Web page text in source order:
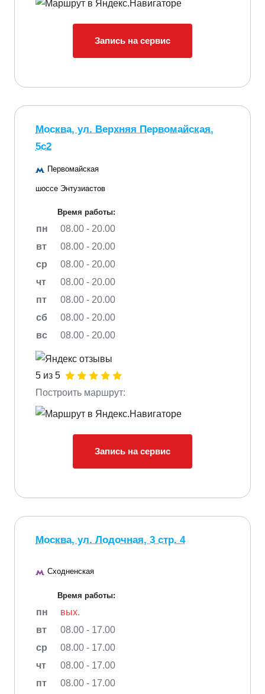
Запись на сервис
Москва, ул. Верхняя Первомайская,
5с2
Первомайская
шоссе Энтузиастов
Время работы:
пн
08.00 - 20.00
вт
08.00 - 20.00
ср
08.00 - 20.00
чт
08.00 - 20.00
пт
08.00 - 20.00
сб
08.00 - 20.00
вс
08.00 - 20.00
5 из 5
Построить маршрут:
Запись на сервис
Москва, ул. Лодочная, 3 стр. 4
Сходненская
Время работы:
пн
вых.
вт
08.00 - 17.00
ср
08.00 - 17.00
чт
08.00 - 17.00
пт
08.00 - 17.00